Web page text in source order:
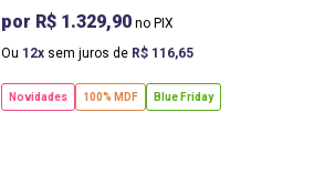
R$ 1.329,90
Ou 12 sem juros de R$ 116,65
Novidades 100% MDF Blue Friday